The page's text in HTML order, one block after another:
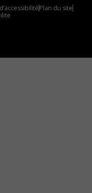
Plan du site